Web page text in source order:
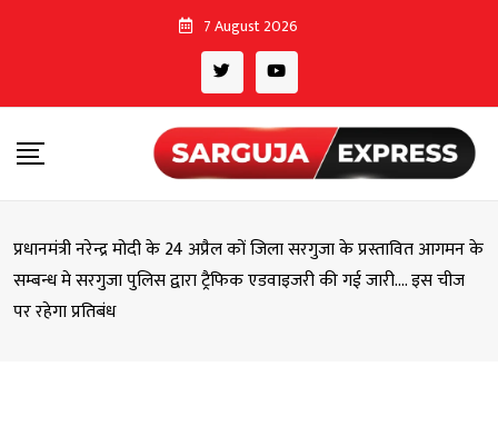
7 August 2026
प्रधानमंत्री नरेन्द्र मोदी के 24 अप्रैल कों जिला सरगुजा के प्रस्तावित आगमन के
सम्बन्ध मे सरगुजा पुलिस द्वारा ट्रैफिक एडवाइजरी की गई जारी…. इस चीज
पर रहेगा प्रतिबंध